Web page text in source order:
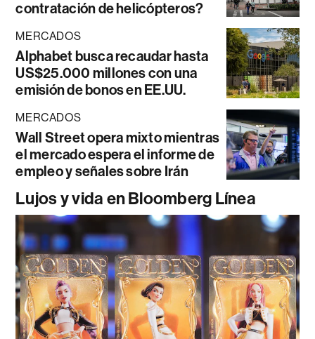
contratación de helicópteros?
MERCADOS
Alphabet busca recaudar hasta
US$25.000 millones con una
emisión de bonos en EE.UU.
MERCADOS
Wall Street opera mixto mientras
el mercado espera el informe de
empleo y señales sobre Irán
Lujos y vida en Bloomberg Línea